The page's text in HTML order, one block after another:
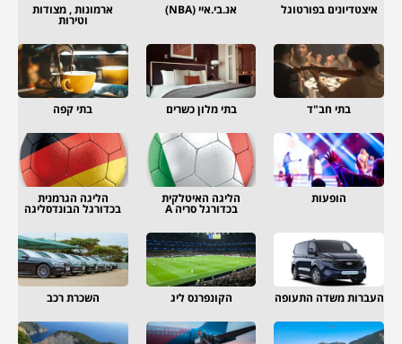
איצטדיונים בפורטוגל אנ.בי.איי (NBA) ארמונות , מצודות
וטירות
בתי חב"ד בתי מלון כשרים בתי קפה
הופעות הליגה האיטלקית
בכדורגל סריה A
הליגה הגרמנית
בכדורגל הבונדסליגה
העברות משדה התעופה הקונפרנס ליג השכרת רכב